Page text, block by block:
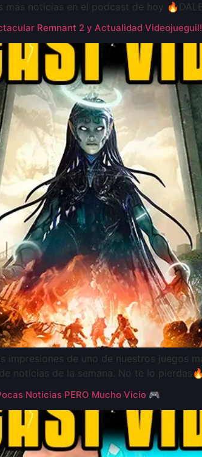
más noticias en el podcast de hoy
Remnant 2 y Actualidad
impresiones de uno de nuestros juegos
noticias de la semana. No te lo pierdas🔥
Noticias PERO Mucho Vicio 🎮